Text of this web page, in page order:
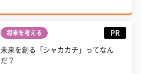
将来を考える PR
未来を創る「シャカカチ」ってなん
だ？